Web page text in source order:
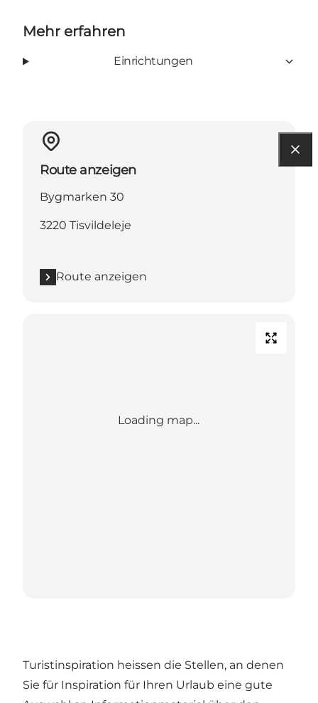
Mehr erfahren
Einrichtungen
Route anzeigen
Bygmarken 30
3220 Tisvildeleje
Route anzeigen
Loading map...
Turistinspiration heissen die Stellen, an denen
Sie für Inspiration für Ihren Urlaub eine gute